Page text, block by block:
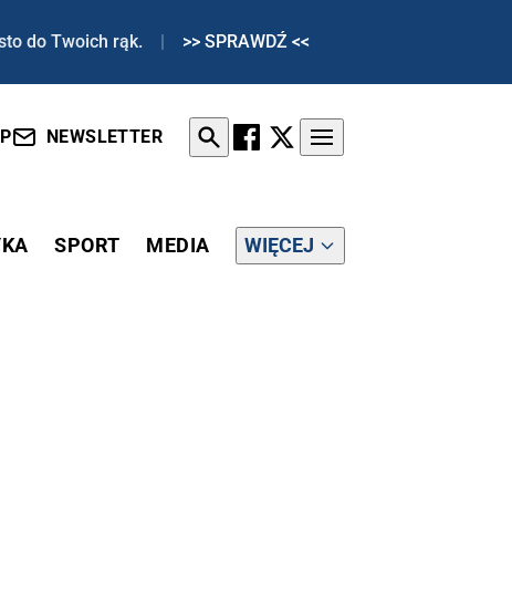
do Twoich rąk. | >> SPRAWDŹ <<
NEWSLETTER
SPORT MEDIA WIĘCEJ